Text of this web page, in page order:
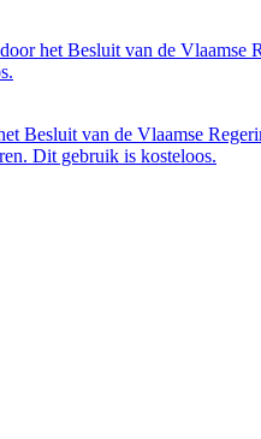
het Besluit van de Vlaamse
Besluit van de Vlaamse
Dit gebruik is kosteloos.